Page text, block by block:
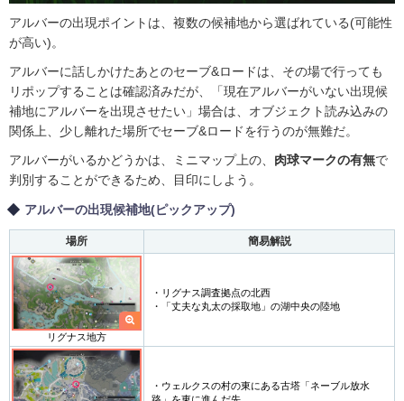
アルバーの出現ポイントは、複数の候補地から選ばれている(可能性
が高い)。
アルバーに話しかけたあとのセーブ&ロードは、その場で行っても
リポップすることは確認済みだが、「現在アルバーがいない出現候
補地にアルバーを出現させたい」場合は、オブジェクト読み込みの
関係上、少し離れた場所でセーブ&ロードを行うのが無難だ。
アルバーがいるかどうかは、ミニマップ上の、 肉球マークの有無で
判別することができるため、目印にしよう。
アルバーの出現候補地(ピックアップ)
場所 簡易解説
リグナス地方
・リグナス調査拠点の北西
・「丈夫な丸太の採取地」の湖中央の陸地
・ウェルクスの村の東にある古塔「ネーブル放水